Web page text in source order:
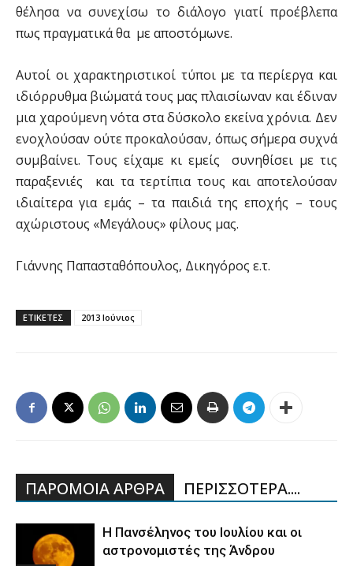
θέλησα να συνεχίσω το διάλογο γιατί προέβλεπα
πως πραγματικά θα με αποστόμωνε.
Αυτοί οι χαρακτηριστικοί τύποι με τα περίεργα και
ιδιόρρυθμα βιώματά τους μας πλαισίωναν και έδιναν
μια χαρούμενη νότα στα δύσκολο εκείνα χρόνια. Δεν
ενοχλούσαν ούτε προκαλούσαν, όπως σήμερα συχνά
συμβαίνει. Τους είχαμε κι εμείς συνηθίσει με τις
παραξενιές και τα τερτίπια τους και αποτελούσαν
ιδιαίτερα για εμάς – τα παιδιά της εποχής – τους
αχώριστους «Μεγάλους» φίλους μας.
Γιάννης Παπασταθόπουλος, Δικηγόρος ε.τ.
ΕΤΙΚΕΤΕΣ 2013 Ιούνιος
ΠΑΡΟΜΟΙΑ ΑΡΘΡΑ ΠΕΡΙΣΣΟΤΕΡΑ....
Η Πανσέληνος του Ιουλίου και οι
αστρονομιστές της Άνδρου